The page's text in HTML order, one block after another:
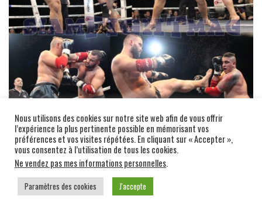
YUKSEL AYAIDIN A SOUVENT ÉTÉ SUR LE PLATEAU DU
FAMEUX SHOW « LA NUIT DES CHALLENGES » QUI A LIEU
Nous utilisons des cookies sur notre site web afin de vous offrir
l’expérience la plus pertinente possible en mémorisant vos
préférences et vos visites répétées. En cliquant sur « Accepter »,
vous consentez à l’utilisation de tous les cookies.
Ne vendez pas mes informations personnelles.
Paramètres des cookies J'accepte